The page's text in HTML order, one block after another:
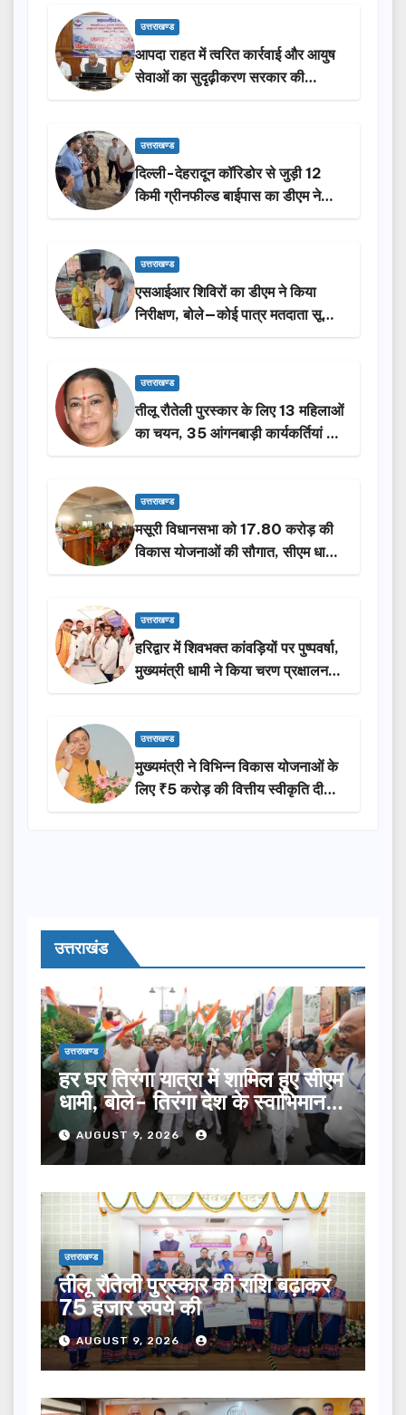
उत्तराखण्ड
आपदा राहत में त्वरित कार्रवाई और आयुष
सेवाओं का सुदृढ़ीकरण सरकार की
प्राथमिकता: मदन कौशिक
उत्तराखण्ड
दिल्ली-देहरादून कॉरिडोर से जुड़ी 12
किमी ग्रीनफील्ड बाईपास का डीएम ने
किया निरीक्षण…
उत्तराखण्ड
एसआईआर शिविरों का डीएम ने किया
निरीक्षण, बोले—कोई पात्र मतदाता सूची
से न छूटे…
उत्तराखण्ड
तीलू रौतेली पुरस्कार के लिए 13 महिलाओं
का चयन, 35 आंगनबाड़ी कार्यकर्तियां भी
होंगी सम्मानित…
उत्तराखण्ड
मसूरी विधानसभा को 17.80 करोड़ की
विकास योजनाओं की सौगात, सीएम धामी
ने किया लोकार्पण-शिलान्यास.
उत्तराखण्ड
हरिद्वार में शिवभक्त कांवड़ियों पर पुष्पवर्षा,
मुख्यमंत्री धामी ने किया चरण प्रक्षालन…
उत्तराखण्ड
मुख्यमंत्री ने विभिन्न विकास योजनाओं के
लिए ₹5 करोड़ की वित्तीय स्वीकृति दी…
उत्तराखंड
उत्तराखण्ड
हर घर तिरंगा यात्रा में शामिल हुए सीएम
धामी, बोले- तिरंगा देश के स्वाभिमान
का प्रतीक
AUGUST 9, 2026
उत्तराखण्ड
तीलू रौतेली पुरस्कार की राशि बढ़ाकर
75 हजार रुपये की
AUGUST 9, 2026